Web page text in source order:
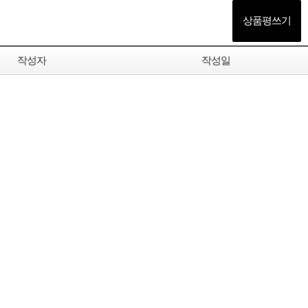
상품평쓰기
작성자 작성일